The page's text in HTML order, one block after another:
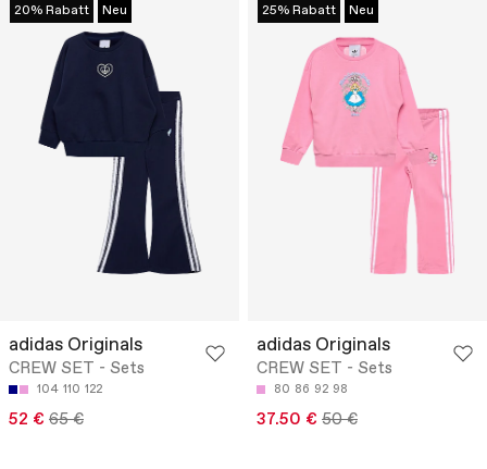
20% Rabatt Neu
adidas Originals
CREW SET - Sets
104 110 122
52 € 65 €
25% Rabatt Neu
adidas Originals
CREW SET - Sets
80 86 92 98
37.50 € 50 €